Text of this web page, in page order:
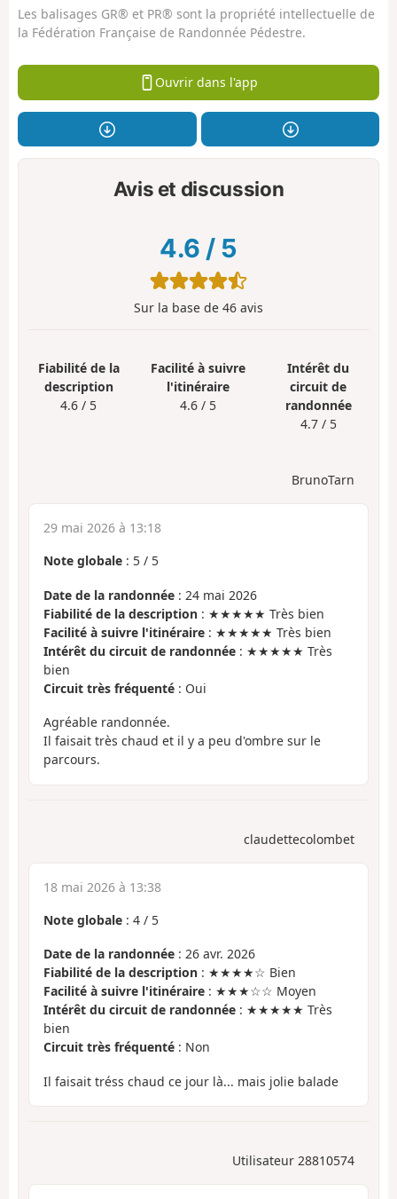
Les balisages GR® et PR® sont la propriété intellectuelle de
la Fédération Française de Randonnée Pédestre.
Ouvrir dans l'app
Avis et discussion
4.6 / 5
Sur la base de 46 avis
Fiabilité de la
description
4.6 / 5
Facilité à suivre
l'itinéraire
4.6 / 5
Intérêt du
circuit de
randonnée
4.7 / 5
BrunoTarn
29 mai 2026 à 13:18
Note globale : 5 / 5
Date de la randonnée : 24 mai 2026
Fiabilité de la description : ★★★★★ Très bien
Facilité à suivre l'itinéraire : ★★★★★ Très bien
Intérêt du circuit de randonnée : ★★★★★ Très
bien
Circuit très fréquenté : Oui
Agréable randonnée.
Il faisait très chaud et il y a peu d'ombre sur le
parcours.
claudettecolombet
18 mai 2026 à 13:38
Note globale : 4 / 5
Date de la randonnée : 26 avr. 2026
Fiabilité de la description : ★★★★☆ Bien
Facilité à suivre l'itinéraire : ★★★☆☆ Moyen
Intérêt du circuit de randonnée : ★★★★★ Très
bien
Circuit très fréquenté : Non
Il faisait tréss chaud ce jour là... mais jolie balade
Utilisateur 28810574